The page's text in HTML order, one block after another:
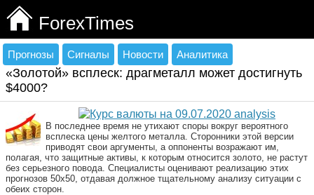
ForexTimes
Прогнозы Сигналы Новости Аналитика
«Золотой» всплеск: драгметалл может достигнуть
$4000?
В последнее время не утихают споры вокруг вероятного
всплеска цены желтого металла. Сторонники этой версии
приводят свои аргументы, а оппоненты возражают им,
полагая, что защитные активы, к которым относится золото, не растут
без серьезного повода. Специалисты оценивают реализацию этих
прогнозов 50х50, отдавая должное тщательному анализу ситуации с
обеих сторон.